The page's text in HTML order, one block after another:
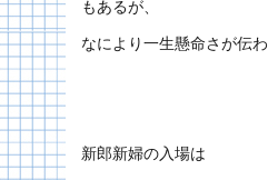
もあるが、
なにより一生懸命さが伝わ
新郎新婦の入場は